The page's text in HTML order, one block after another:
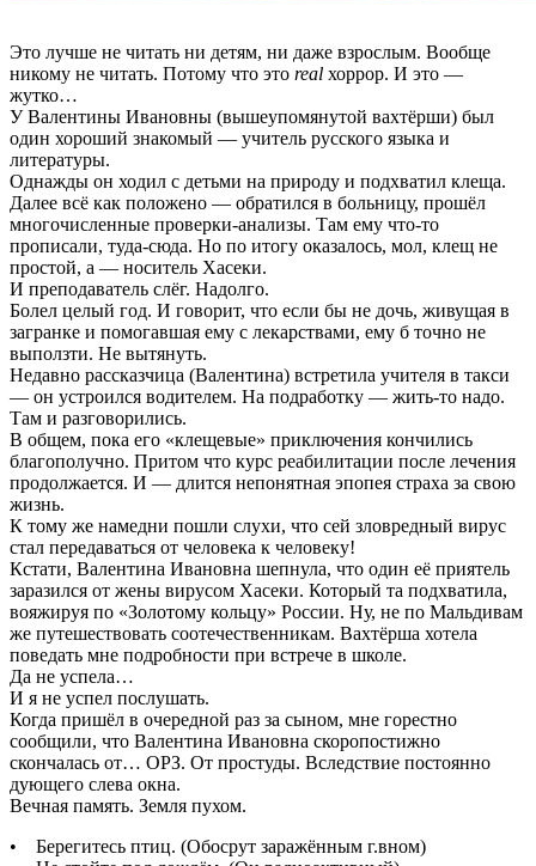
Это лучше не читать ни детям, ни даже взрослым. Вообще
никому не читать. Потому что это real хоррор. И это —
жутко…
У Валентины Ивановны (вышеупомянутой вахтёрши) был
один хороший знакомый — учитель русского языка и
литературы.
Однажды он ходил с детьми на природу и подхватил клеща.
Далее всё как положено — обратился в больницу, прошёл
многочисленные проверки-анализы. Там ему что-то
прописали, туда-сюда. Но по итогу оказалось, мол, клещ не
простой, а — носитель Хасеки.
И преподаватель слёг. Надолго.
Болел целый год. И говорит, что если бы не дочь, живущая в
загранке и помогавшая ему с лекарствами, ему б точно не
выползти. Не вытянуть.
Недавно рассказчица (Валентина) встретила учителя в такси
— он устроился водителем. На подработку — жить-то надо.
Там и разговорились.
В общем, пока его «клещевые» приключения кончились
благополучно. Притом что курс реабилитации после лечения
продолжается. И — длится непонятная эпопея страха за свою
жизнь.
К тому же намедни пошли слухи, что сей зловредный вирус
стал передаваться от человека к человеку!
Кстати, Валентина Ивановна шепнула, что один её приятель
заразился от жены вирусом Хасеки. Который та подхватила,
вояжируя по «Золотому кольцу» России. Ну, не по Мальдивам
же путешествовать соотечественникам. Вахтёрша хотела
поведать мне подробности при встрече в школе.
Да не успела…
И я не успел послушать.
Когда пришёл в очередной раз за сыном, мне горестно
сообщили, что Валентина Ивановна скоропостижно
скончалась от… ОРЗ. От простуды. Вследствие постоянно
дующего слева окна.
Вечная память. Земля пухом.
• Берегитесь птиц. (Обосрут заражённым г.вном)